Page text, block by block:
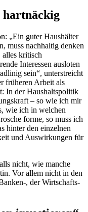
hartnäckig
„Ein guter Haushälter
muss nachhaltig denken
kritisch
Interessen ausloten
sein“, unterstreicht
früheren Arbeit als
In der Haushaltspolitik
– so wie ich mir
wie ich in welchen
forme, so muss ich
hinter den einzelnen
und Auswirkungen für
nicht, wie manche
Vor allem nicht in den
, der Wirtschafts-